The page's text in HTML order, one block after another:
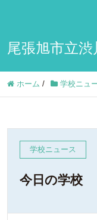
尾張旭市立渋
ホーム / 学校ニュ
学校ニュース
今日の学校